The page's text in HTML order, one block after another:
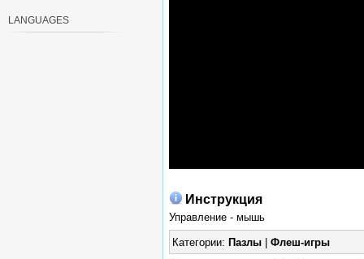
Инструкция
Управление - мышь
Категории: Пазлы| Флеш-игры
LANGUAGES